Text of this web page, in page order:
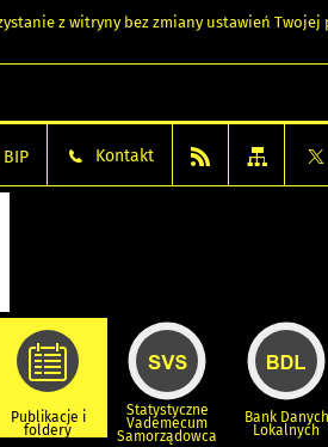
z witryny bez zmiany ustawień
BIP Kontakt
Publikacje i
foldery
Statystyczne
Vademecum
Samorządowca
Bank Danych
Lokalnych